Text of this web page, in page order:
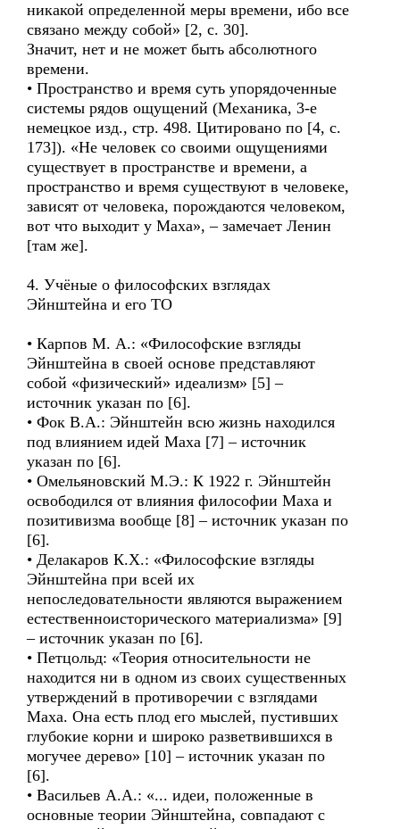
никакой определенной меры времени, ибо все
связано между собой» [2, с. 30].
Значит, нет и не может быть абсолютного
времени.
• Пространство и время суть упорядоченные
системы рядов ощущений (Механика, 3-е
немецкое изд., стр. 498. Цитировано по [4, с.
173]). «Не человек со своими ощущениями
существует в пространстве и времени, а
пространство и время существуют в человеке,
зависят от человека, порождаются человеком,
вот что выходит у Маха», – замечает Ленин
[там же].
4. Учёные о философских взглядах
Эйнштейна и его ТО
• Карпов М. А.: «Философские взгляды
Эйнштейна в своей основе представляют
собой «физический» идеализм» [5] –
источник указан по [6].
• Фок В.А.: Эйнштейн всю жизнь находился
под влиянием идей Маха [7] – источник
указан по [6].
• Омельяновский М.Э.: К 1922 г. Эйнштейн
освободился от влияния философии Маха и
позитивизма вообще [8] – источник указан по
[6].
• Делакаров К.Х.: «Философские взгляды
Эйнштейна при всей их
непоследовательности являются выражением
естественноисторического материализма» [9]
– источник указан по [6].
• Петцольд: «Теория относительности не
находится ни в одном из своих существенных
утверждений в противоречии с взглядами
Маха. Она есть плод его мыслей, пустивших
глубокие корни и широко разветвившихся в
могучее дерево» [10] – источник указан по
[6].
• Васильев А.А.: «... идеи, положенные в
основные теории Эйнштейна, совпадают с